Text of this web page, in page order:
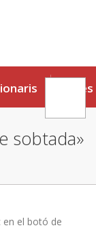
Eines
sobtada»
en el botó de